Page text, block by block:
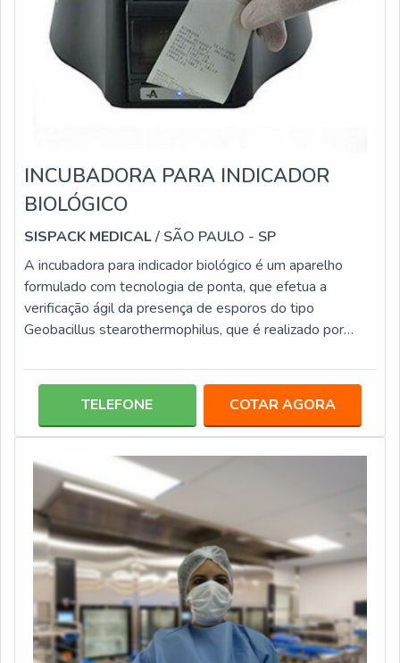
INCUBADORA PARA INDICADOR
BIOLÓGICO
SISPACK MEDICAL/ SÃO PAULO - SP
A incubadora para indicador biológico é um aparelho
formulado com tecnologia de ponta, que efetua a
verificação ágil da presença de esporos do tipo
Geobacillus stearothermophilus, que é realizado por
elevada eficiência, tão qualificado quanto os métodos de
conta com diversos diferenciais, que a tornam uma
aquisição muito vantajosa, entre eles: Tela de controle
fácil de manusear; Alarme visu
TELEFONE COTAR AGORA